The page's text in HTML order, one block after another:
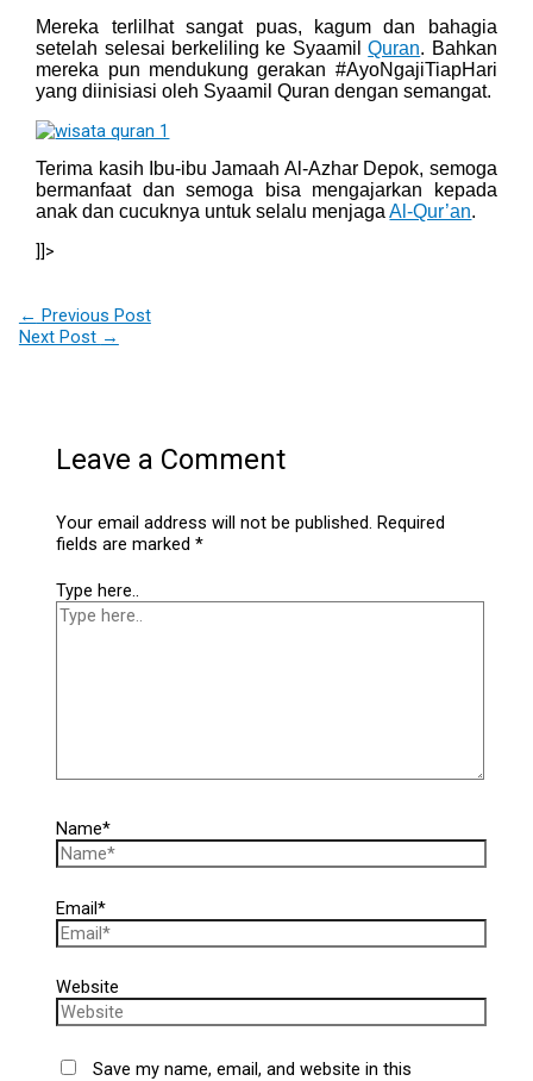
Mereka terlilhat sangat puas, kagum dan bahagia
setelah selesai berkeliling ke SyaamilQuran. Bahkan
mereka pun mendukung gerakan #AyoNgajiTiapHari
yang diinisiasi oleh Syaamil Quran dengan semangat.
Terima kasih Ibu-ibu Jamaah Al-Azhar Depok, semoga
bermanfaat dan semoga bisa mengajarkan kepada
anak dan cucuknya untuk selalu menjagaAl-Qur’an.
]]>
← Previous Post
Next Post →
Leave a Comment
Your email address will not be published. Required
fields are marked*
Type here..
Name*
Email*
Website
Save my name, email, and website in this